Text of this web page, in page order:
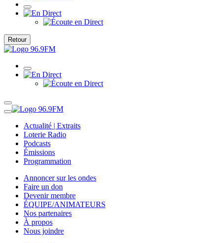
Retour
Actualité | Extraits
Loterie Radio
Podcasts
Émissions
Programmation
Annoncer sur les ondes
Faire un don
Devenir membre
ÉQUIPE/ANIMATEURS
Nos partenaires
À propos
Nous joindre